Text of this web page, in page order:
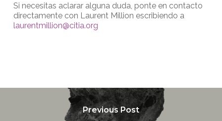
Si necesitas aclarar alguna duda, ponte en contacto
directamente con Laurent Million escribiendo a
laurentmillion@citia.org
Previous Post